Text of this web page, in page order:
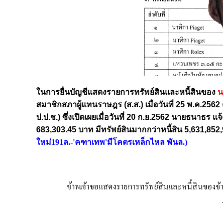
ในการยื่นบัญชีแสดงรายการทรัพย์สินและหนี้สินของ
สมาชิกสภาผู้แทนราษฎร (ส.ส.) เมื่อวันที่ 25 พ.ค
ป.ป.ช.) ซึ่งเปิดเผยเมื่อวันที่ 20 ก.ย.2562 นายธนาธร
683,303.45 บาท มีทรัพย์สินมากกว่าหนี้สิน
ใหม่191ล.-'คฑาเทพ'มีโคตรเหล็กไหล พันล.)